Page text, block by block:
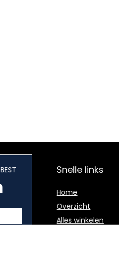
Snelle links
Home
Overzicht
Alles winkelen